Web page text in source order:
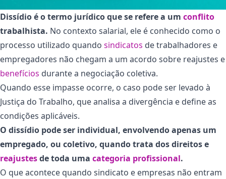
Dissídio é o termo jurídico que se refere a um conflito
trabalhista. No contexto salarial, ele é conhecido como o
processo utilizado quando sindicatos de trabalhadores e
empregadores não chegam a um acordo sobre reajustes e
benefícios durante a negociação coletiva.
Quando esse impasse ocorre, o caso pode ser levado à
Justiça do Trabalho, que analisa a divergência e define as
condições aplicáveis.
O dissídio pode ser individual, envolvendo apenas um
empregado, ou coletivo, quando trata dos direitos e
reajustesde toda uma categoria profissional.
O que acontece quando sindicato e empresas não entram